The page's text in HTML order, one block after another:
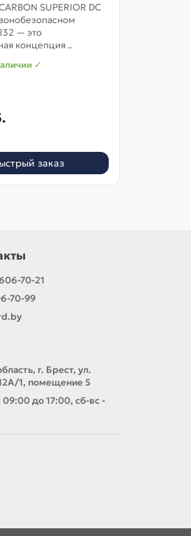
SUPERIOR DC
— это
концепция ..
✓
заказ
70-21
70-99
г. Брест, ул.
1, помещение 5
09:00 до 17:00, сб-вс -